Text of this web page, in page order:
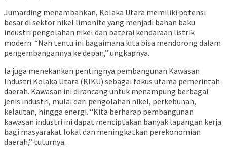
Jumarding menambahkan, Kolaka Utara memiliki potensi
besar di sektor nikel limonite yang menjadi bahan baku
industri pengolahan nikel dan baterai kendaraan listrik
modern. “Nah tentu ini bagaimana kita bisa mendorong dalam
pengembangannya ke depan,” ungkapnya.
Ia juga menekankan pentingnya pembangunan Kawasan
Industri Kolaka Utara (KIKU) sebagai fokus utama pemerintah
daerah. Kawasan ini dirancang untuk menampung berbagai
jenis industri, mulai dari pengolahan nikel, perkebunan,
kelautan, hingga energi. “Kita berharap pembangunan
kawasan industri ini dapat menciptakan banyak lapangan kerja
bagi masyarakat lokal dan meningkatkan perekonomian
daerah,” tuturnya.